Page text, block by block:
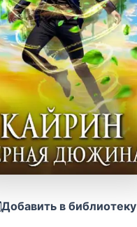
Добавить в библиотеку